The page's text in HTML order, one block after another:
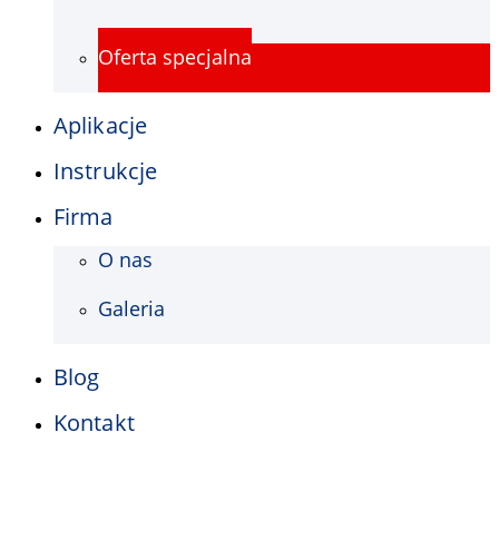
Oferta specjalna
Aplikacje
Instrukcje
Firma
O nas
Galeria
Blog
Kontakt